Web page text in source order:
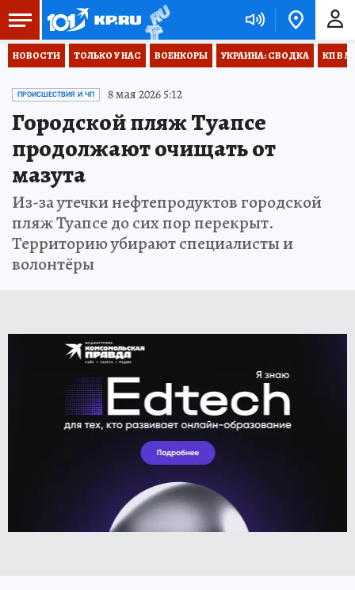
НОВОСТИ ТОЛЬКО У НАС ВОЕНКОРЫ УКРАИНА: СВОДКА КП В
ПРОИСШЕСТВИЯ И ЧП 8 мая 2026 5:12
Городской пляж Туапсе
продолжают очищать от
мазута
Из-за утечки нефтепродуктов городской
пляж Туапсе до сих пор перекрыт.
Территорию убирают специалисты и
волонтёры